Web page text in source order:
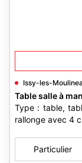
Issy-les-
Table salle à
Type : table,
rallonge avec 4
Particulier